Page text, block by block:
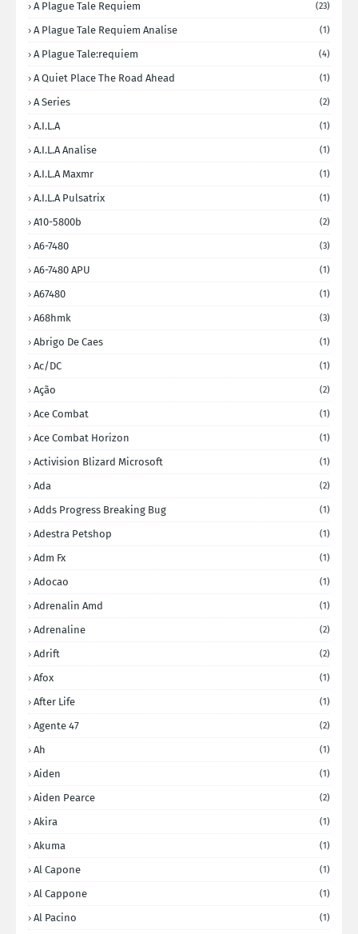
A Plague Tale Requiem (23)
A Plague Tale Requiem Analise (1)
A Plague Tale:requiem (4)
A Quiet Place The Road Ahead (1)
A Series (2)
A.I.L.A (1)
A.I.L.A Analise (1)
A.I.L.A Maxmr (1)
A.I.L.A Pulsatrix (1)
A10-5800b (2)
A6-7480 (3)
A6-7480 APU (1)
A67480 (1)
A68hmk (3)
Abrigo De Caes (1)
Ac/DC (1)
Ação (2)
Ace Combat (1)
Ace Combat Horizon (1)
Activision Blizard Microsoft (1)
Ada (2)
Adds Progress Breaking Bug (1)
Adestra Petshop (1)
Adm Fx (1)
Adocao (1)
Adrenalin Amd (1)
Adrenaline (2)
Adrift (2)
Afox (1)
After Life (1)
Agente 47 (2)
Ah (1)
Aiden (1)
Aiden Pearce (2)
Akira (1)
Akuma (1)
Al Capone (1)
Al Cappone (1)
Al Pacino (1)